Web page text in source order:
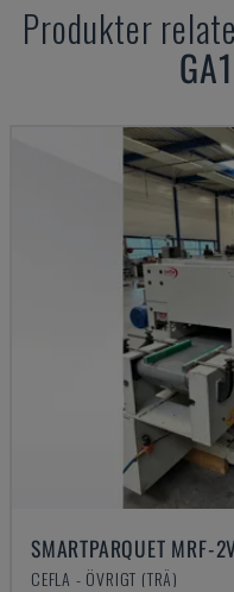
Produkter
SMARTPARQUET MRF-
CEFLA - ÖVRIGT (TRÄ)